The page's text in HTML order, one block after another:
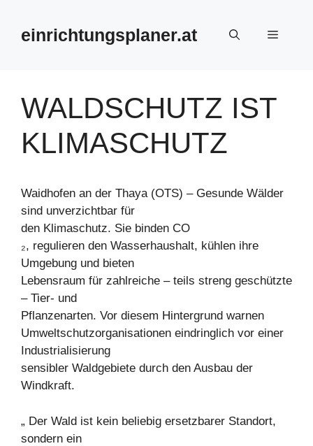
springeneinrichtungsplaner.at Menü
WALDSCHUTZ IST
KLIMASCHUTZ
Waidhofen an der Thaya (OTS) – Gesunde Wälder
sind unverzichtbar für
den Klimaschutz. Sie binden CO
₂, regulieren den Wasserhaushalt, kühlen ihre
Umgebung und bieten
Lebensraum für zahlreiche – teils streng geschützte
– Tier- und
Pflanzenarten. Vor diesem Hintergrund warnen
Umweltschutzorganisationen eindringlich vor einer
Industrialisierung
sensibler Waldgebiete durch den Ausbau der
Windkraft.
„ Der Wald ist kein beliebig ersetzbarer Standort,
sondern ein